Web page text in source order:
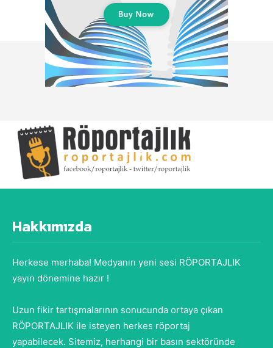
Hakkımızda
Herkese merhaba! Medyanın yeni sesi RÖPORTAJLIK
yayın dönemine hazır !
Uzun fikir tartışmalarının sonucunda ortaya çıkan
RÖPORTAJLIK ile isteyen herkes röportaj
yapabilecek. Sitemiz, herhangi bir basın sektöründe